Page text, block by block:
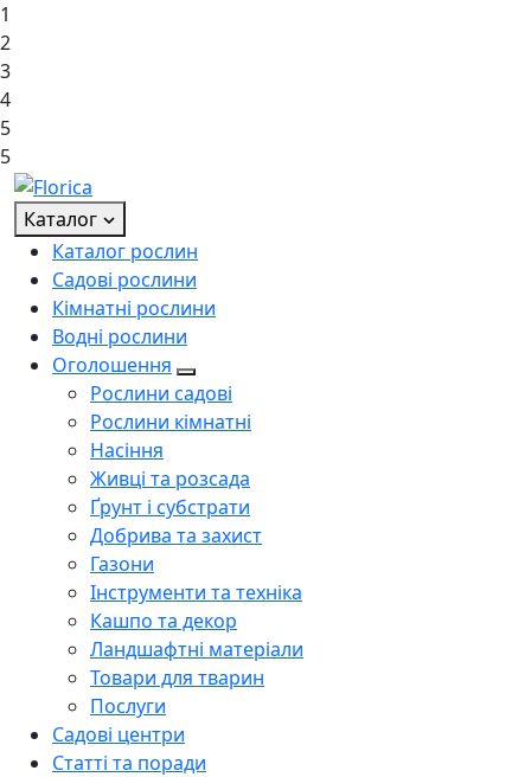
1
2
3
4
5
5
Каталог
Каталог рослин
Садові рослини
Кімнатні рослини
Водні рослини
Оголошення
Рослини садові
Рослини кімнатні
Насіння
Живці та розсада
Ґрунт і субстрати
Добрива та захист
Газони
Інструменти та техніка
Кашпо та декор
Ландшафтні матеріали
Товари для тварин
Послуги
Садові центри
Статті та поради